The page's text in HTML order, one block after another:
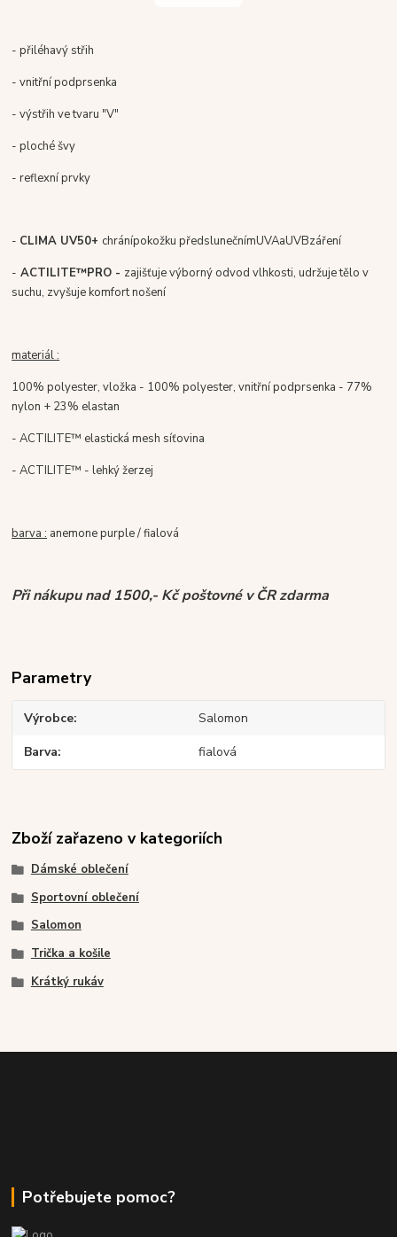
- přiléhavý střih
- vnitřní podprsenka
- výstřih ve tvaru "V"
- ploché švy
- reflexní prvky
- CLIMA UV50+ chránípokožku předslunečnímUVAaUVBzáření
- ACTILITE™PRO - zajišťuje výborný odvod vlhkosti, udržuje tělo v
suchu, zvyšuje komfort nošení
materiál :
100% polyester, vložka - 100% polyester, vnitřní podprsenka - 77%
nylon + 23% elastan
- ACTILITE™ elastická mesh síťovina
- ACTILITE™ - lehký žerzej
barva : anemone purple / fialová
Při nákupu nad 1500,- Kč poštovné v ČR zdarma
Parametry
Výrobce Salomon
Barva fialová
Zboží zařazeno v kategoriích
Dámské oblečení
Sportovní oblečení
Salomon
Trička a košile
Krátký rukáv
Potřebujete pomoc?